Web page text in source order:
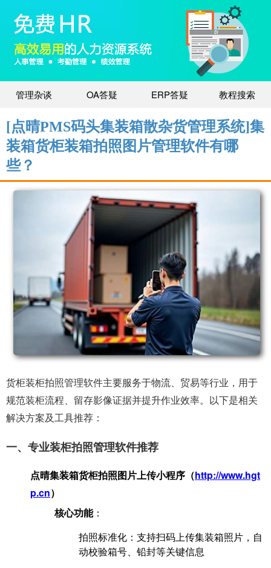
管理杂谈 OA答疑 ERP答疑 教程搜索
[点晴PMS码头集装箱散杂货管理系统]集
装箱货柜装箱拍照图片管理软件有哪
些？
货柜装柜拍照管理软件主要服务于物流、贸易等行业，用于
规范装柜流程、留存影像证据并提升作业效率。以下是相关
解决方案及工具推荐：
一、专业装柜拍照管理软件推荐
点晴集装箱货柜拍照图片上传小程序（http://www.hgt
p.cn​）
核心功能‌：
拍照标准化：支持扫码上传集装箱照片，自
动校验箱号、铅封等关键信息‌